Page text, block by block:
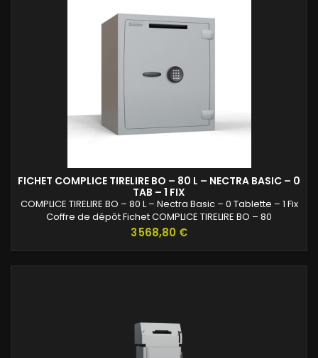
FICHET COMPLICE TIRELIRE BO – 80 L – NECTRA BASIC – 0
TAB – 1 FIX
COMPLICE TIRELIRE BO – 80 L – Nectra Basic – 0 Tablette – 1 Fix
Coffre de dépôt Fichet COMPLICE TIRELIRE BO – 80
litres.Solution sécurisée pour le dépôt d’espèces en
certifiée A2P et d’un système de protection renforcé.
Prix
3 568,80 €